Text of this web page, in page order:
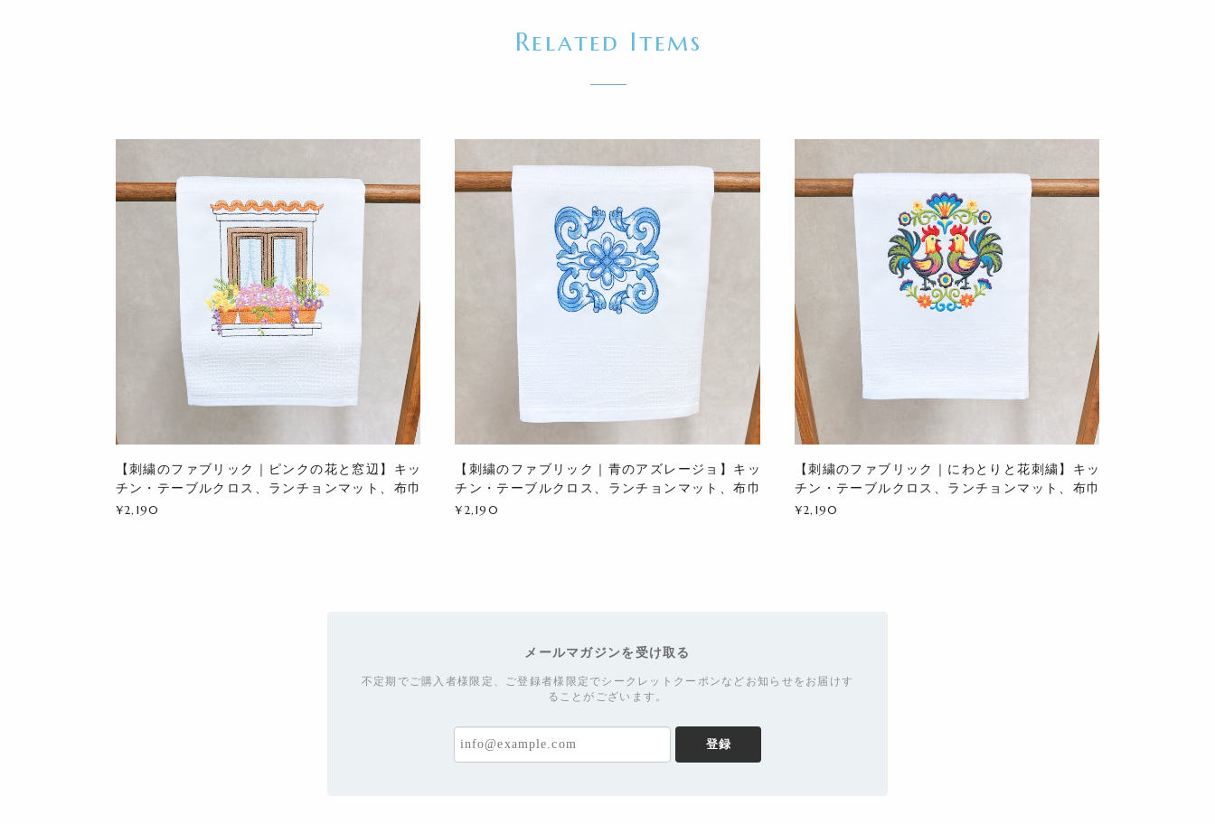
Related Items
【刺繍のファブリック｜ピンクの花と窓辺】キッ
チン・テーブルクロス、ランチョンマット、布巾
¥2,190
【刺繍のファブリック｜青のアズレージョ】キッ
チン・テーブルクロス、ランチョンマット、布巾
¥2,190
【刺繍のファブリック｜にわとりと花刺繍】キッ
チン・テーブルクロス、ランチョンマット、布巾
¥2,190
メールマガジンを受け取る
不定期でご購入者様限定、ご登録者様限定でシークレットクーポンなどお知らせをお届けす
ることがございます。
登録